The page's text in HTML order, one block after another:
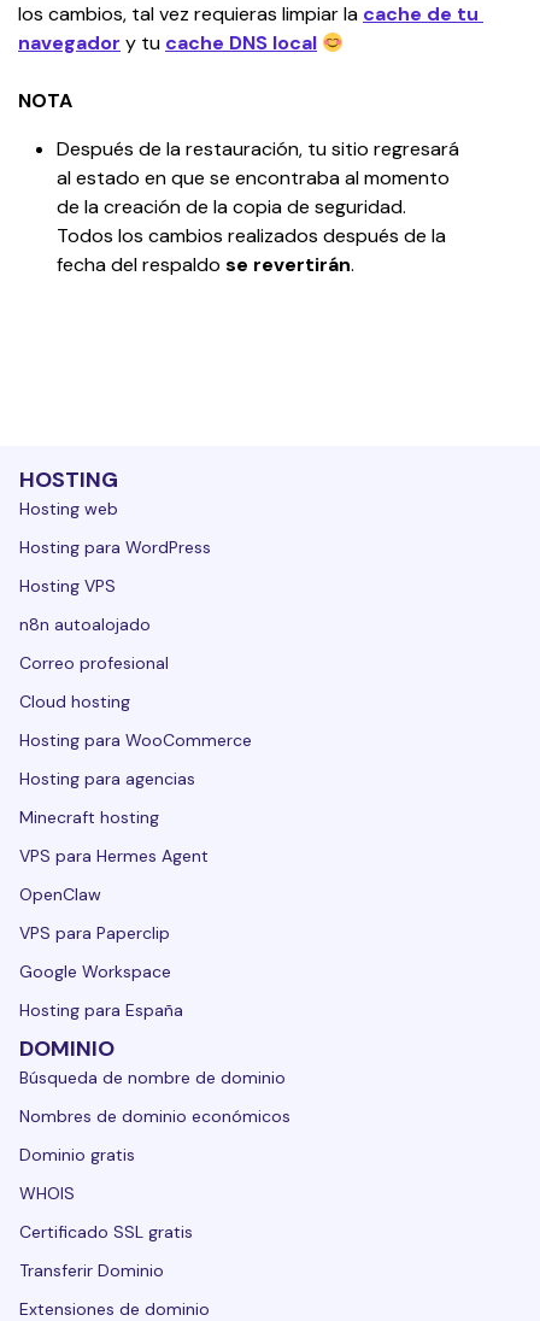
los cambios, tal vez requieras limpiar la cache de tu
navegador y tu cache DNS local
NOTA
Después de la restauración, tu sitio regresará
al estado en que se encontraba al momento
de la creación de la copia de seguridad.
Todos los cambios realizados después de la
fecha del respaldo se revertirán.
HOSTING
Hosting web
Hosting para WordPress
Hosting VPS
n8n autoalojado
Correo profesional
Cloud hosting
Hosting para WooCommerce
Hosting para agencias
Minecraft hosting
VPS para Hermes Agent
OpenClaw
VPS para Paperclip
Google Workspace
Hosting para España
DOMINIO
Búsqueda de nombre de dominio
Nombres de dominio económicos
Dominio gratis
WHOIS
Certificado SSL gratis
Transferir Dominio
Extensiones de dominio